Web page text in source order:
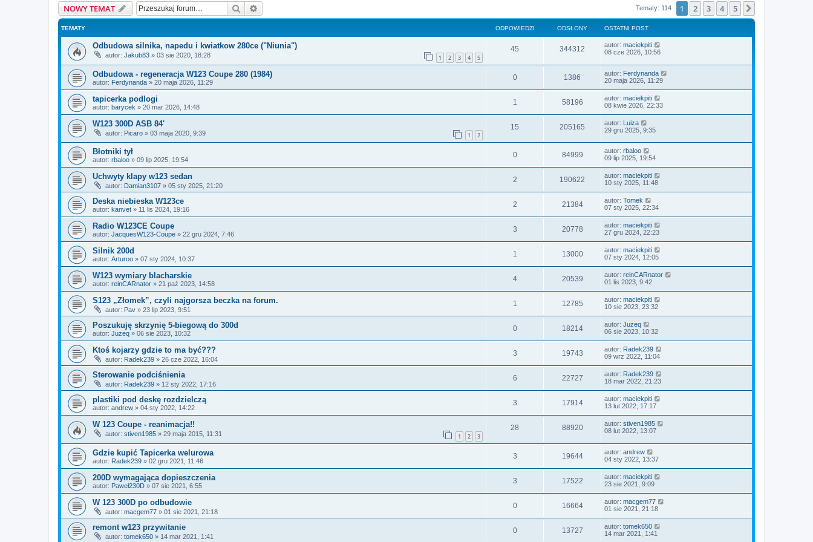
NOWY TEMAT Szukaj Tematy: 114 1 2 3 4 5
TEMATY ODPOWIEDZI ODSŁONY OSTATNI POST
Odbudowa silnika, napedu i kwiatkow 280ce ("Niunia")
autor: Jakub83 » 03 sie 2020, 18:28 1 2 3 4 5
45 344312 autor: maciekpiti
08 cze 2026, 10:56
Odbudowa - regeneracja W123 Coupe 280 (1984)
autor: Ferdynanda » 20 maja 2026, 11:29
0 1386 autor: Ferdynanda
20 maja 2026, 11:29
tapicerka podlogi
autor: barycek » 20 mar 2026, 14:48
1 58196 autor: maciekpiti
08 kwie 2026, 22:33
W123 300D ASB 84'
autor: Picaro » 03 maja 2020, 9:39 1 2
15 205165 autor: Luiza
29 gru 2025, 9:35
Błotniki tył
autor: rbaloo » 09 lip 2025, 19:54
0 84999 autor: rbaloo
09 lip 2025, 19:54
Uchwyty klapy w123 sedan
autor: Damian3107 » 05 sty 2025, 21:20
2 190622 autor: maciekpiti
10 sty 2025, 11:48
Deska niebieska W123ce
autor: kanvet » 11 lis 2024, 19:16
2 21384 autor: Tomek
07 sty 2025, 22:34
Radio W123CE Coupe
autor: JacquesW123-Coupe » 22 gru 2024, 7:46
3 20778 autor: maciekpiti
27 gru 2024, 22:23
Silnik 200d
autor: Arturoo » 07 sty 2024, 10:37
1 13000 autor: maciekpiti
07 sty 2024, 12:05
W123 wymiary blacharskie
autor: reinCARnator » 21 paź 2023, 14:58
4 20539 autor: reinCARnator
01 lis 2023, 9:42
S123 „Złomek”, czyli najgorsza beczka na forum.
autor: Pav » 23 lip 2023, 9:51
1 12785 autor: maciekpiti
10 sie 2023, 23:32
Poszukuję skrzynię 5-biegową do 300d
autor: Juzeq » 06 sie 2023, 10:32
0 18214 autor: Juzeq
06 sie 2023, 10:32
Ktoś kojarzy gdzie to ma być???
autor: Radek239 » 26 cze 2022, 16:04
3 19743 autor: Radek239
09 wrz 2022, 11:04
Sterowanie podciśnienia
autor: Radek239 » 12 sty 2022, 17:16
6 22727 autor: Radek239
18 mar 2022, 21:23
plastiki pod deskę rozdzielczą
autor: andrew » 04 sty 2022, 14:22
3 17914 autor: maciekpiti
13 lut 2022, 17:17
W 123 Coupe - reanimacja!!
autor: stiven1985 » 29 maja 2015, 11:31 1 2 3
28 88920 autor: stiven1985
08 lut 2022, 13:07
Gdzie kupić Tapicerka welurowa
autor: Radek239 » 02 gru 2021, 11:46
3 19644 autor: andrew
04 sty 2022, 13:37
200D wymagająca dopieszczenia
autor: Paweł230D » 07 sie 2021, 6:55
3 17522 autor: maciekpiti
23 sie 2021, 9:09
W 123 300D po odbudowie
autor: macgem77 » 01 sie 2021, 21:18
0 16664 autor: macgem77
01 sie 2021, 21:18
remont w123 przywitanie
autor: tomek650 » 14 mar 2021, 1:41
0 13727 autor: tomek650
14 mar 2021, 1:41